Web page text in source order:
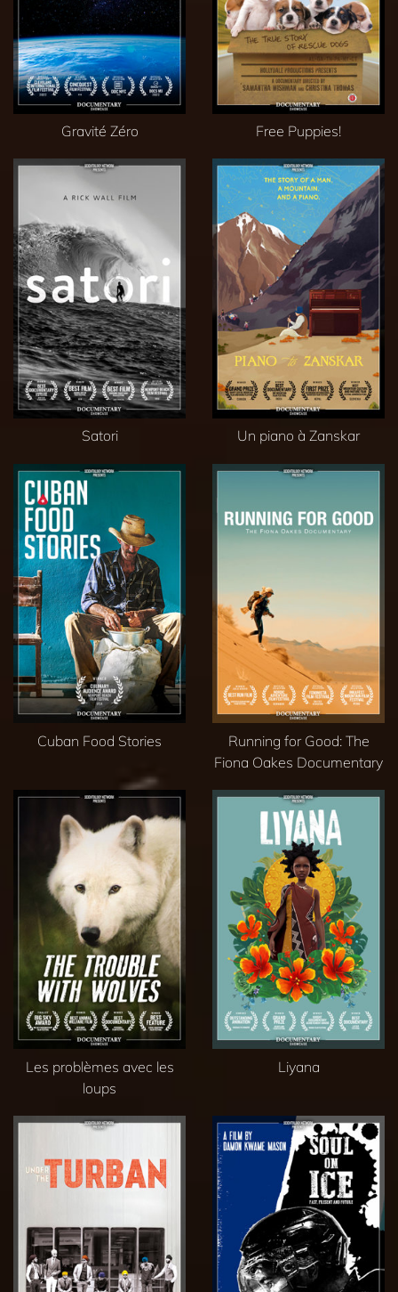
Gravité Zéro Free Puppies!
Satori Un piano à Zanskar
Cuban Food Stories
Running for Good: The
Fiona Oakes Documentary
Les problèmes avec les
loups
Liyana